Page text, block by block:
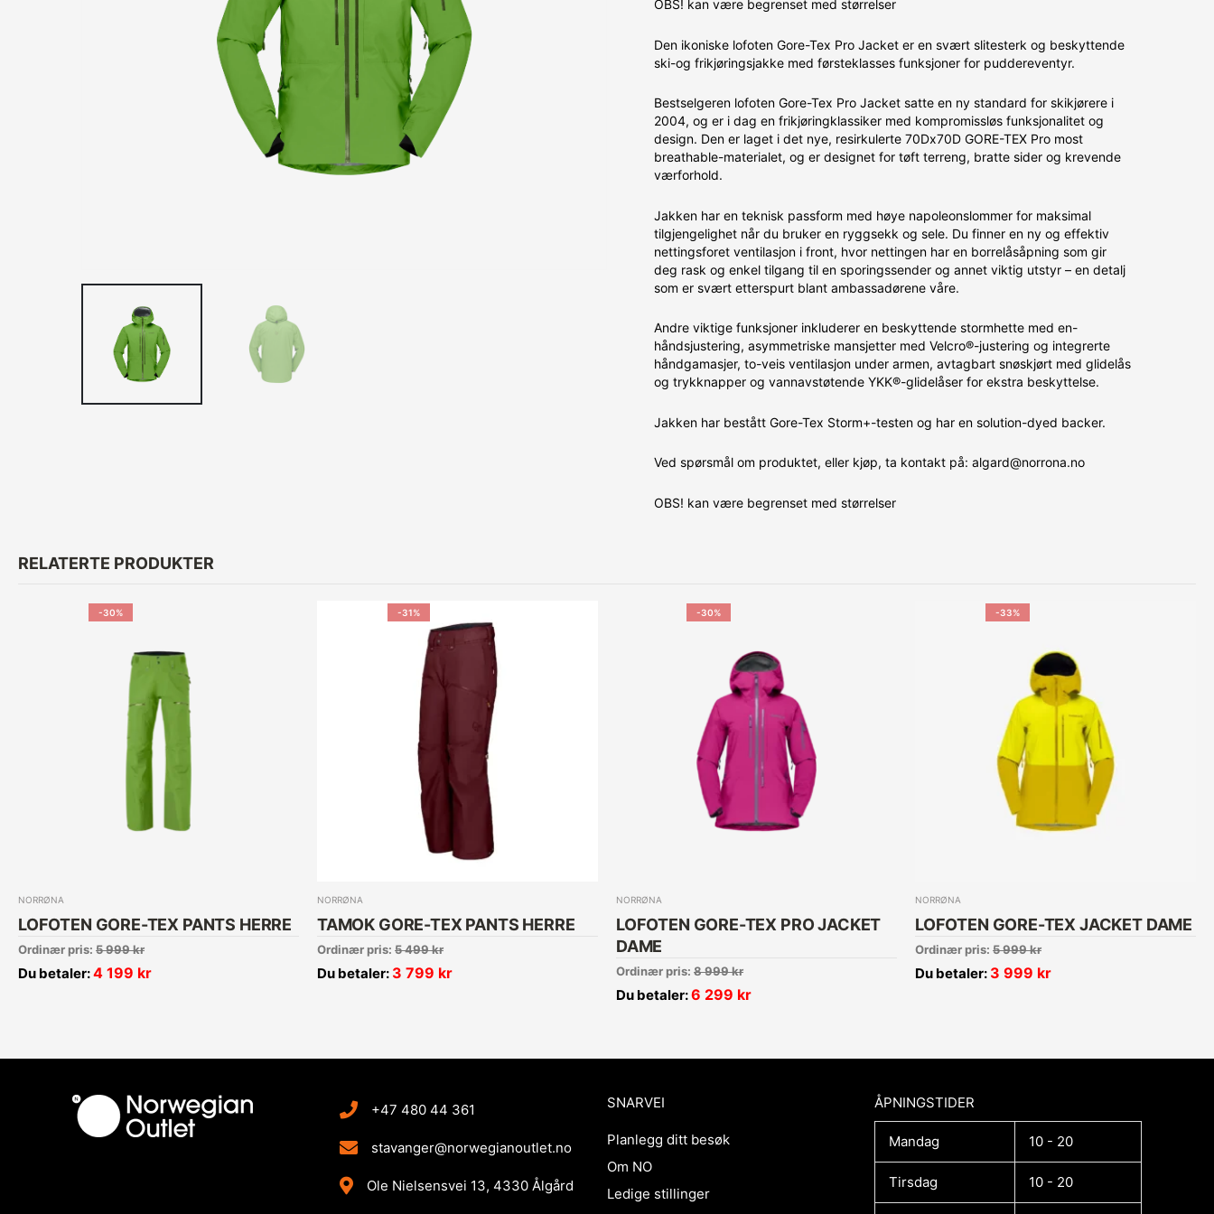
OBS! kan være begrenset med størrelser
Den ikoniske lofoten Gore-Tex Pro Jacket er en svært slitesterk og beskyttende
ski-og frikjøringsjakke med førsteklasses funksjoner for puddereventyr.
Bestselgeren lofoten Gore-Tex Pro Jacket satte en ny standard for skikjørere i
2004, og er i dag en frikjøringklassiker med kompromissløs funksjonalitet og
design. Den er laget i det nye, resirkulerte 70Dx70D GORE-TEX Pro most
breathable-materialet, og er designet for tøft terreng, bratte sider og krevende
værforhold.
Jakken har en teknisk passform med høye napoleonslommer for maksimal
tilgjengelighet når du bruker en ryggsekk og sele. Du finner en ny og effektiv
nettingsforet ventilasjon i front, hvor nettingen har en borrelåsåpning som gir
deg rask og enkel tilgang til en sporingssender og annet viktig utstyr – en detalj
som er svært etterspurt blant ambassadørene våre.
Andre viktige funksjoner inkluderer en beskyttende stormhette med en-
håndsjustering, asymmetriske mansjetter med Velcro®-justering og integrerte
håndgamasjer, to-veis ventilasjon under armen, avtagbart snøskjørt med glidelås
og trykknapper og vannavstøtende YKK®-glidelåser for ekstra beskyttelse.
Jakken har bestått Gore-Tex Storm+-testen og har en solution-dyed backer.
Ved spørsmål om produktet, eller kjøp, ta kontakt på: algard@norrona.no
OBS! kan være begrenset med størrelser
RELATERTE PRODUKTER
-30%
NORRØNA
LOFOTEN GORE-TEX PANTS HERRE
Ordinær pris: 5 999kr
Du betaler:4 199 kr
-31%
NORRØNA
TAMOK GORE-TEX PANTS HERRE
Ordinær pris: 5 499kr
Du betaler: 3 799 kr
-30%
NORRØNA
LOFOTEN GORE-TEX PRO JACKET
DAME
Ordinær pris: 8 999kr
Du betaler:6 299 kr
-33%
NORRØNA
LOFOTEN GORE-TEX JACKET DAME
Ordinær pris: 5 999kr
Du betaler: 3 999 kr
+47 480 44 361
stavanger@norwegianoutlet.no
Ole Nielsensvei 13, 4330 Ålgård
SNARVEI
Planlegg ditt besøk
Om NO
Ledige stillinger
ÅPNINGSTIDER​
Mandag 10 - 20
Tirsdag 10 - 20